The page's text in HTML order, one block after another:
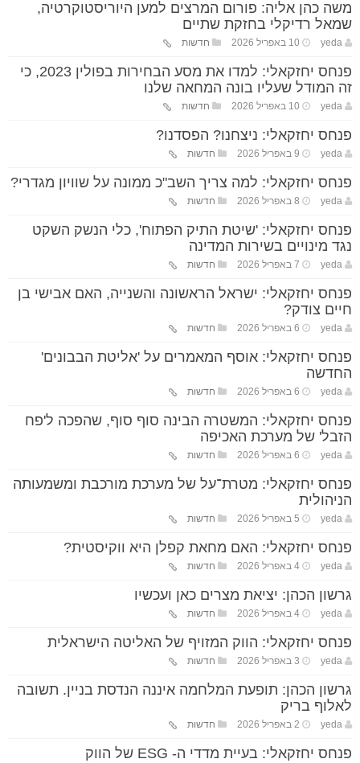
משה כהן אליה: פורום המרצים למען היוריסטוקרטיה,
שמאל רדיקלי בחזקת שתיים
yeda 10 באפריל 2026 חדשות
פנחס יחזקאלי: למדו את מסע הבחירות בפולין 2023, כי
זה המודל שעליו בונה המחאה שלנו
yeda 10 באפריל 2026 חדשות
פנחס יחזקאלי: ניצחנו? הפסדנו?
yeda 9 באפריל 2026 חדשות
פנחס יחזקאלי: למה צריך השב"כ ממונה על שוויון מגדרי?
yeda 8 באפריל 2026 חדשות
פנחס יחזקאלי: 'שיטת התיק הפתוח', כלי הנשק השקט
נגד מינויים בשירות המדינה
yeda 7 באפריל 2026 חדשות
פנחס יחזקאלי: ישראל הראשונה והשנייה, האם אבישי בן
חיים צודק?
yeda 6 באפריל 2026 חדשות
פנחס יחזקאלי: אוסף המאמרים על 'אליטת הבבונים'
החדשה
yeda 6 באפריל 2026 חדשות
פנחס יחזקאלי: המשטרה הבינה סוף סוף, שהפכה ל'פח
הזבל' של מערכת האכיפה
yeda 6 באפריל 2026 חדשות
פנחס יחזקאלי: מטרת־על של מערכת מורכבת ומשמעותה
הניהולית
yeda 5 באפריל 2026 חדשות
פנחס יחזקאלי: האם מחאת קפלן היא ווקיסטית?
yeda 4 באפריל 2026 חדשות
גרשון הכהן: יציאת מצרים כאן ועכשיו
yeda 4 באפריל 2026 חדשות
פנחס יחזקאלי: הווק המזויף של האליטה הישראלית
yeda 3 באפריל 2026 חדשות
גרשון הכהן: תופעת המלחמה איננה הנדסת בניין. תשובה
לאלוף בריק
yeda 2 באפריל 2026 חדשות
פנחס יחזקאלי: בעיית מדדי ה- ESG של הווק